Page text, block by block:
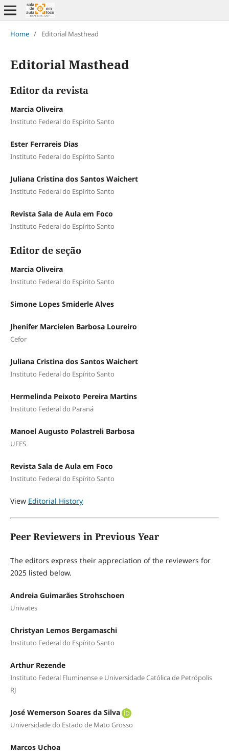
Home / Editorial Masthead
Editorial Masthead
Editor da revista
Marcia Oliveira
Instituto Federal do Espirito Santo
Ester Ferrareis Dias
Instituto Federal do Espírito Santo
Juliana Cristina dos Santos Waichert
Instituto Federal do Espírito Santo
Revista Sala de Aula em Foco
Instituto Federal do Espírito Santo
Editor de seção
Marcia Oliveira
Instituto Federal do Espirito Santo
Simone Lopes Smiderle Alves
Jhenifer Marcielen Barbosa Loureiro
Cefor
Juliana Cristina dos Santos Waichert
Instituto Federal do Espírito Santo
Hermelinda Peixoto Pereira Martins
Instituto Federal do Paraná
Manoel Augusto Polastreli Barbosa
UFES
Revista Sala de Aula em Foco
Instituto Federal do Espírito Santo
View Editorial History
Peer Reviewers in Previous Year
The editors express their appreciation of the reviewers for
2025 listed below.
Andreia Guimarães Strohschoen
Univates
Christyan Lemos Bergamaschi
Instituto Federal do Espírito Santo
Arthur Rezende
Instituto Federal Fluminense e Universidade Católica de Petrópolis
RJ
José Wemerson Soares da Silva
Universidade do Estado de Mato Grosso
Marcos Uchoa